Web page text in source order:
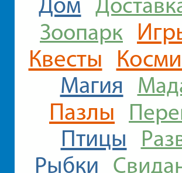
Зоопарк
Квесты
Магия
Пазлы
Птицы
Рыбки